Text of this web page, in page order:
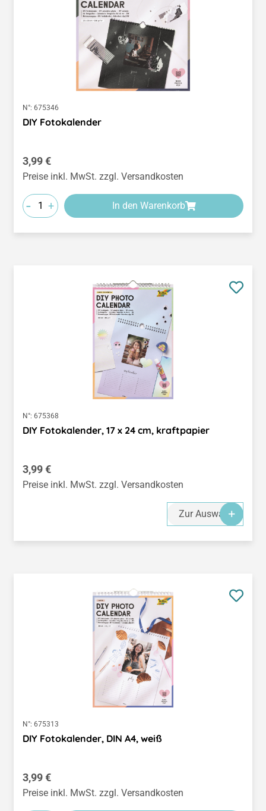
N°: 675346
DIY Fotokalender
Regulärer Preis:
3,99 €
Preise inkl. MwSt. zzgl. Versandkosten
- + In den Warenkorb
N°: 675368
DIY Fotokalender, 17 x 24 cm, kraftpapier
Regulärer Preis:
3,99 €
Preise inkl. MwSt. zzgl. Versandkosten
Zur Auswahl
N°: 675313
DIY Fotokalender, DIN A4, weiß
Regulärer Preis:
3,99 €
Preise inkl. MwSt. zzgl. Versandkosten